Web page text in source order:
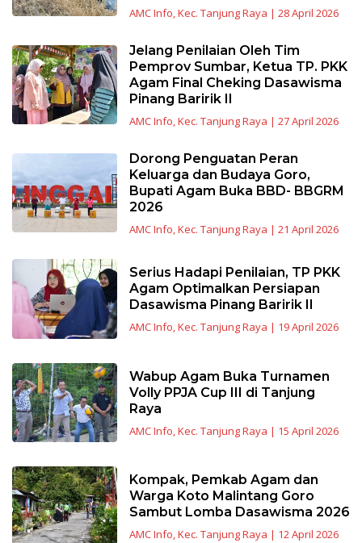
AMC Info,Kec. Tanjung Raya | 28 April 2026
Jelang Penilaian Oleh Tim
Pemprov Sumbar, Ketua TP. PKK
Agam Final Cheking Dasawisma
Pinang Baririk II
AMC Info,Kec. Tanjung Raya | 27 April 2026
Dorong Penguatan Peran
Keluarga dan Budaya Goro,
Bupati Agam Buka BBD- BBGRM
2026
AMC Info,Kec. Tanjung Raya | 21 April 2026
Serius Hadapi Penilaian, TP PKK
Agam Optimalkan Persiapan
Dasawisma Pinang Baririk II
AMC Info,Kec. Tanjung Raya | 19 April 2026
Wabup Agam Buka Turnamen
Volly PPJA Cup III di Tanjung
Raya
AMC Info,Kec. Tanjung Raya | 15 April 2026
Kompak, Pemkab Agam dan
Warga Koto Malintang Goro
Sambut Lomba Dasawisma 2026
AMC Info,Kec. Tanjung Raya | 12 April 2026